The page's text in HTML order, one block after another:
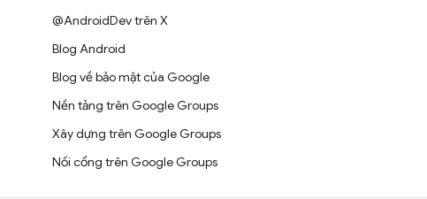
@AndroidDev trên X
Blog Android
Blog về bảo mật của Google
Nền tảng trên Google Groups
Xây dựng trên Google Groups
Nối cổng trên Google Groups